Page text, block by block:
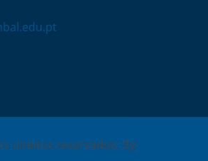
direitos reservados. By: